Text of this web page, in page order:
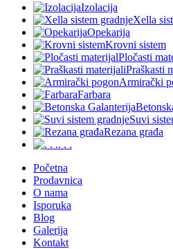
Izolacija
Xella
Opekarija
Krovni sistem
Pločasti
Praškasti
Armirački
Farbara
Suvi
Rezana građa
. . .
Početna
Prodavnica
O nama
Isporuka
Blog
Galerija
Kontakt